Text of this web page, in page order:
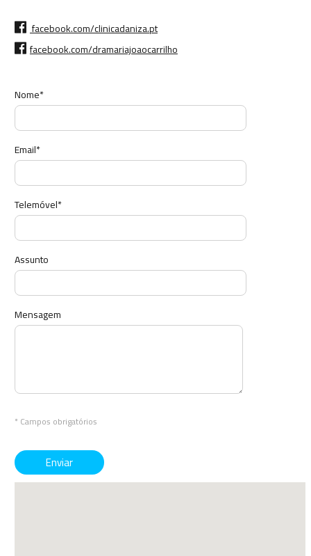
facebook.com/clinicadaniza.pt
facebook.com/dramariajoaocarrilho
Nome*
Email*
Telemóvel*
Assunto
Mensagem
* Campos obrigatórios